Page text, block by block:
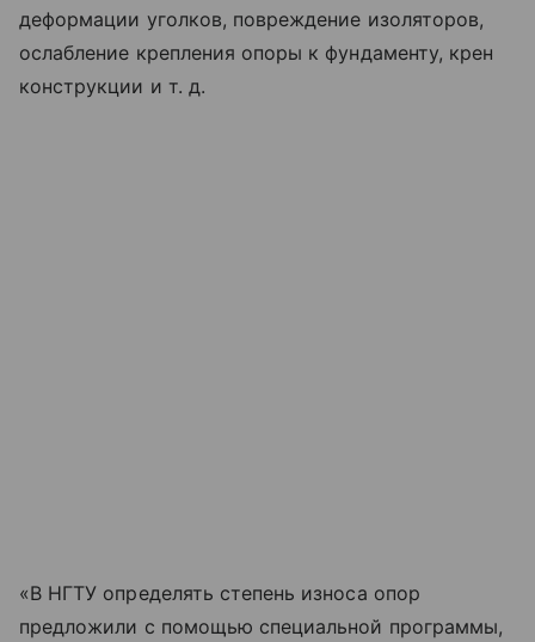
деформации уголков, повреждение изоляторов,
ослабление крепления опоры к фундаменту, крен
конструкции и т. д.
«В НГТУ определять степень износа опор
предложили с помощью специальной программы,